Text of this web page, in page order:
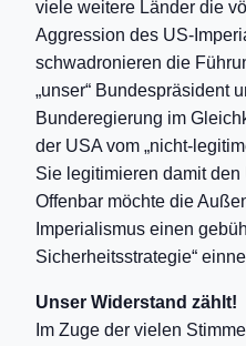
viele weitere Länder die
Aggression des US-
schwadronieren die
„unser“ Bundespräsident
Bunderegierung im
der USA vom „nicht-
Sie legitimieren damit den
Offenbar möchte die
Imperialismus einen
Sicherheitsstrategie“
Unser Widerstand zählt!
Im Zuge der vielen